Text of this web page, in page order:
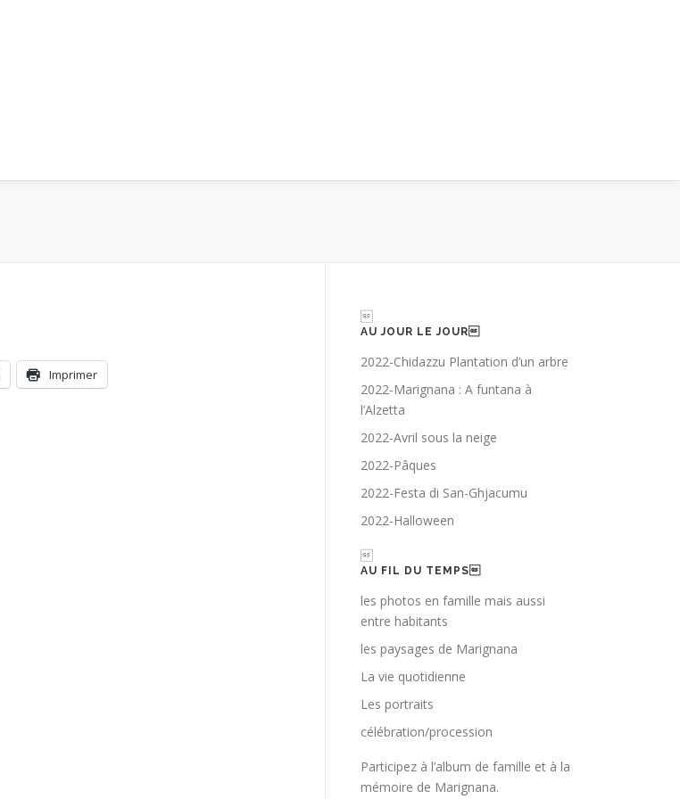
Imprimer
AU JOUR LE JOUR
2022-Chidazzu Plantation d’un arbre
2022-Marignana : A funtana à
l’Alzetta
2022-Avril sous la neige
2022-Pâques
2022-Festa di San-Ghjacumu
2022-Halloween
AU FIL DU TEMPS
les photos en famille mais aussi
entre habitants
les paysages de Marignana
La vie quotidienne
Les portraits
célébration/procession
Participez à l’album de famille et à la
mémoire de Marignana.